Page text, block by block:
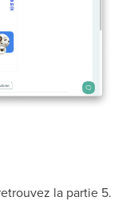
la partie 5.